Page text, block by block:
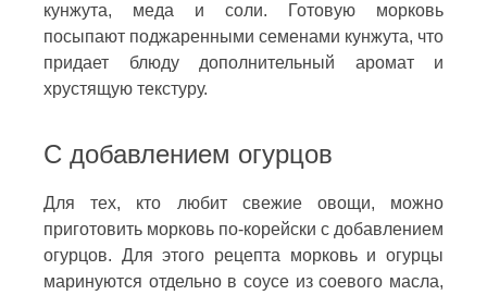
кунжута, меда и соли. Готовую морковь
посыпают поджаренными семенами кунжута, что
придает блюду дополнительный аромат и
хрустящую текстуру.
С добавлением огурцов
Для тех, кто любит свежие овощи, можно
приготовить морковь по-корейски с добавлением
огурцов. Для этого рецепта морковь и огурцы
маринуются отдельно в соусе из соевого масла,